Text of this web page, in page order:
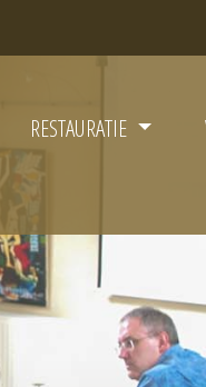
RESTAURATIE